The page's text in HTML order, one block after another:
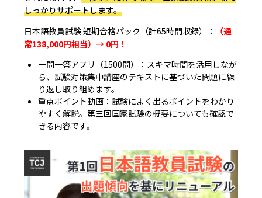
しっかりサポートします。
日本語教員試験 短期合格パック（計65時間収録）：
（通
常138,000円相当）→ 0円！
一問一答アプリ（1500問）： スキマ時間を活用しなが
ら、試験対策集中講座のテキストに基づいた問題に繰
り返し取り組めます。
重点ポイント動画： 試験によく出るポイントをわかり
やすく解説。第三回国家試験の概要についても確認で
きる内容です。